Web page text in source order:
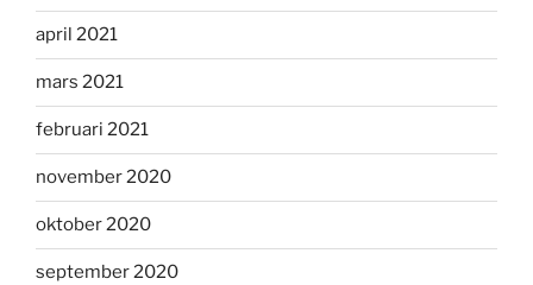
april 2021
mars 2021
februari 2021
november 2020
oktober 2020
september 2020